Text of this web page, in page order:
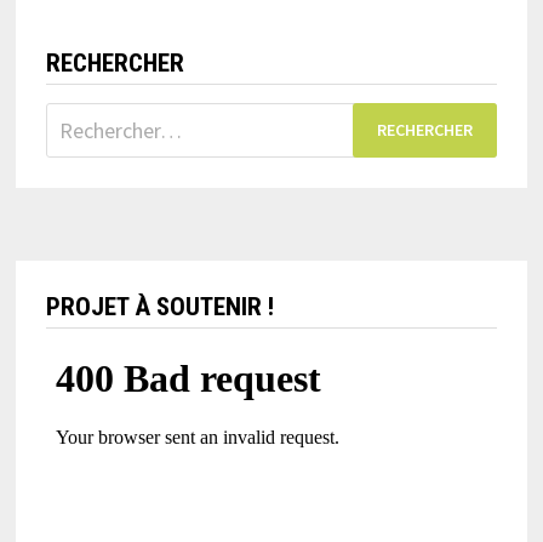
RECHERCHER
PROJET À SOUTENIR !